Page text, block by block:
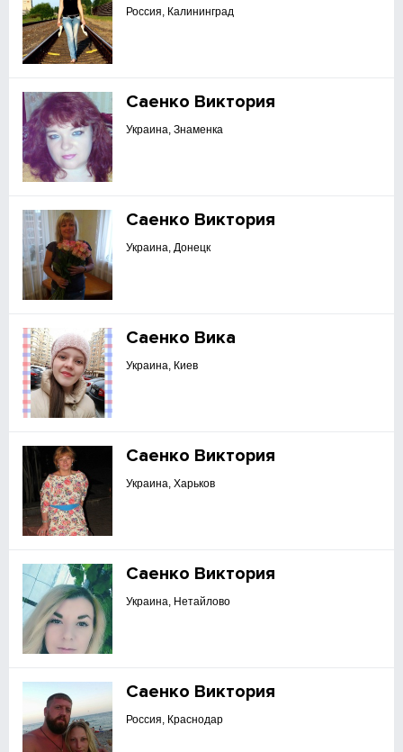
Россия, Калининград
Саенко Виктория
Украина, Знаменка
Саенко Виктория
Украина, Донецк
Саенко Вика
Украина, Киев
Саенко Виктория
Украина, Харьков
Саенко Виктория
Украина, Нетайлово
Саенко Виктория
Россия, Краснодар